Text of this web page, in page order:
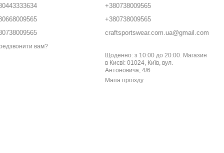
вам?
+380738009565
+380738009565
craftsportswear.com.ua@gmail.com
Щоденно: з 10:00 до 20:00. Магазин
в Києві: 01024, Київ, вул.
Антоновича, 4/6
Мапа проїзду